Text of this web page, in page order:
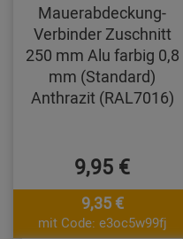
Mauerabdeckung-
Verbinder Zuschnitt
250 mm Alu farbig 0,8
mm (Standard)
Anthrazit (RAL7016)
9,95 €
9,35 €
mit Code: e3oc5w99fj